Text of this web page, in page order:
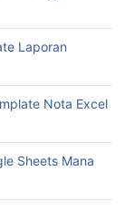
Laporan
Nota Excel
Sheets Mana